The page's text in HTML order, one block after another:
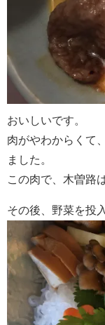
おいしいです。
肉がやわからくて
ました。
この肉で、木曽路
その後、野菜を投入